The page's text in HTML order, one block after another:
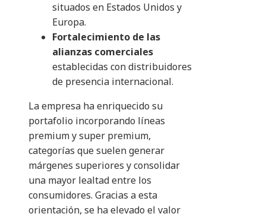
situados en Estados Unidos y
Europa.
Fortalecimiento de las
alianzas comerciales
establecidas con distribuidores
de presencia internacional.
La empresa ha enriquecido su
portafolio incorporando líneas
premium y super premium,
categorías que suelen generar
márgenes superiores y consolidar
una mayor lealtad entre los
consumidores. Gracias a esta
orientación, se ha elevado el valor